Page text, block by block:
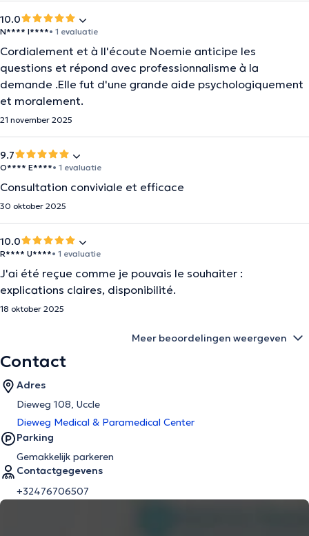
10.0
N**** I****• 1 evaluatie
Cordialement et à ll'écoute Noemie anticipe les
questions et répond avec professionnalisme à la
demande .Elle fut d'une grande aide psychologiquement
et moralement.
21 november 2025
9.7
O**** E****• 1 evaluatie
Consultation conviviale et efficace
30 oktober 2025
10.0
R**** U****• 1 evaluatie
J'ai été reçue comme je pouvais le souhaiter :
explications claires, disponibilité.
18 oktober 2025
Meer beoordelingen weergeven
Contact
Adres
Dieweg 108, Uccle
Dieweg Medical & Paramedical Center
Parking
Gemakkelijk parkeren
Contactgegevens
+32476706507